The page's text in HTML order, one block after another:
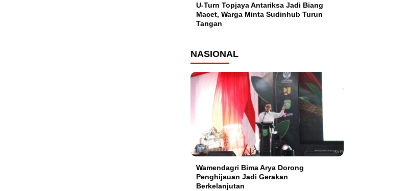
U-Turn Topjaya Antariksa Jadi Biang
Macet, Warga Minta Sudinhub Turun
Tangan
NASIONAL
Wamendagri Bima Arya Dorong
Penghijauan Jadi Gerakan
Berkelanjutan